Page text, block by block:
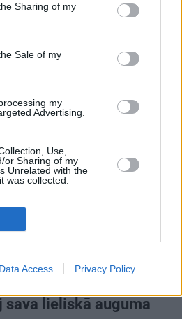
Sharing of my
Sale of my
my
Advertising.
Use,
or Sharing of my
Unrelated with the
was collected.
Data Access Privacy Policy
ticis pie cita Žorika.
sava lieliskā auguma